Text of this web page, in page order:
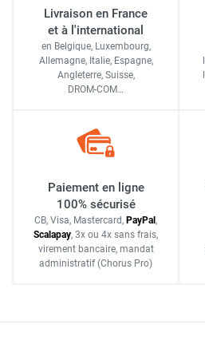
Livraison en France
et à l'international
en Belgique, Luxembourg,
Allemagne, Italie, Espagne,
Angleterre, Suisse,
DROM-COM…
Paiement en ligne
100% sécurisé
CB, Visa, Mastercard, PayPal ,
Scalapay, 3x ou 4x sans frais,
virement bancaire, mandat
administratif (Chorus Pro)